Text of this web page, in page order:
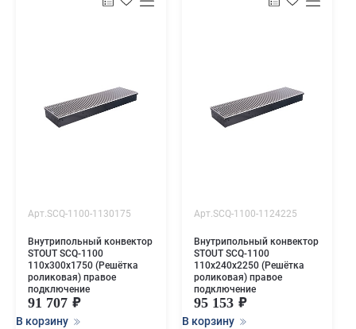
Арт.SCQ-1100-1130175
Внутрипольный конвектор
STOUT SCQ-1100
110х300х1750 (Решётка
роликовая) правое
подключение
91 707
В корзину
Арт.SCQ-1100-1124225
Внутрипольный конвектор
STOUT SCQ-1100
110х240х2250 (Решётка
роликовая) правое
подключение
95 153
В корзину